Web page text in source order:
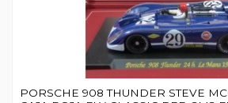
PORSCHE 908 THUNDER STEVE